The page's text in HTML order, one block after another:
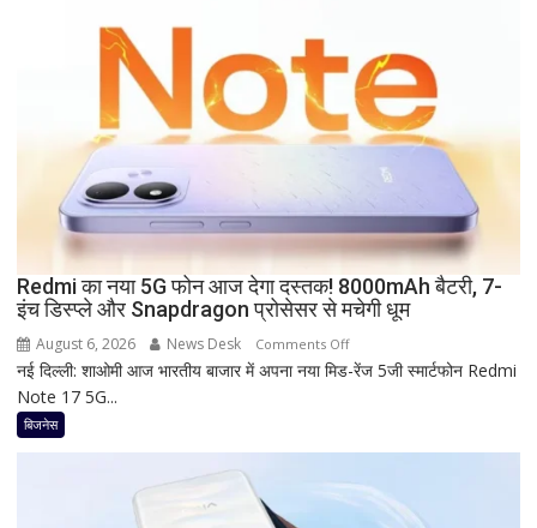
है
Bank
of
सिटीजन
को
मिल
रहा
ज्यादा
फायदा,
जानिए
Redmi का नया 5G फोन आज देगा दस्तक! 8000mAh बैटरी, 7-
इंच डिस्प्ले और Snapdragon प्रोसेसर से मचेगी धूम
August 6, 2026 News Desk Comments Offon
Redmi
नई दिल्ली: शाओमी आज भारतीय बाजार में अपना नया मिड-रेंज 5जी स्मार्टफोन Redmi
Note 17 5G...
बिजनेस